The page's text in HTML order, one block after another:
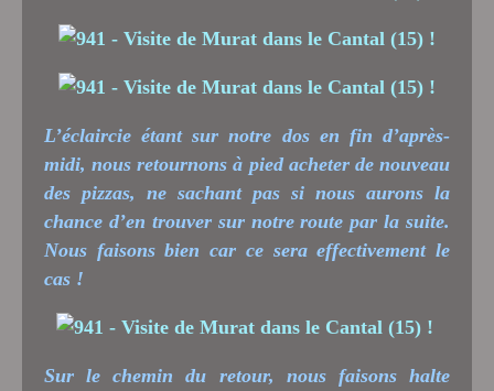
L’éclaircie étant sur notre dos en fin d’après-
midi, nous retournons à pied acheter de nouveau
des pizzas, ne sachant pas si nous aurons la
chance d’en trouver sur notre route par la suite.
Nous faisons bien car ce sera effectivement le
cas !
Sur le chemin du retour, nous faisons halte